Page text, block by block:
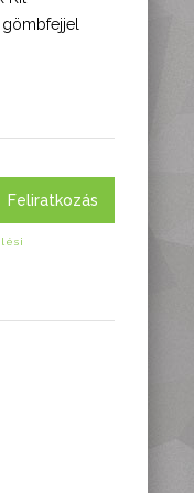
Feliratkozás